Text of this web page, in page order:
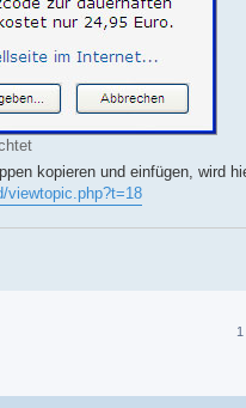
kopieren und einfügen, wird
viewtopic.php?t=18